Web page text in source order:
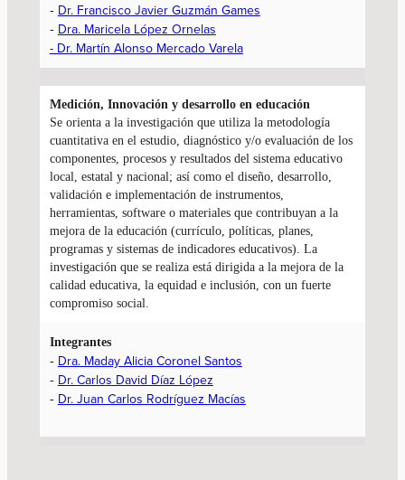
- Dr. Francisco Javier Guzmán Games
- Dra. Maricela López Ornelas
- Dr. Martín Alonso Mercado Varela
Medición, Innovación y desarrollo en educación
Se orienta a la investigación que utiliza la metodología
cuantitativa en el estudio, diagnóstico y/o evaluación de los
componentes, procesos y resultados del sistema educativo
local, estatal y nacional; así como el diseño, desarrollo,
validación e implementación de instrumentos,
herramientas, software o materiales que contribuyan a la
mejora de la educación (currículo, políticas, planes,
programas y sistemas de indicadores educativos). La
investigación que se realiza está dirigida a la mejora de la
calidad educativa, la equidad e inclusión, con un fuerte
compromiso social.
Integrantes
- Dra. Maday Alicia Coronel Santos
- Dr. Carlos David Díaz López
- Dr. Juan Carlos Rodríguez Macías